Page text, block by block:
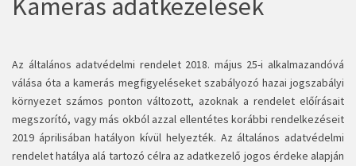
Kamerás adatkezelések
Az általános adatvédelmi rendelet 2018. május 25-i alkalmazandóvá
válása óta a kamerás megfigyeléseket szabályozó hazai jogszabályi
környezet számos ponton változott, azoknak a rendelet előírásait
megszorító, vagy más okból azzal ellentétes korábbi rendelkezéseit
2019 áprilisában hatályon kívül helyezték. Az általános adatvédelmi
rendelet hatálya alá tartozó célra az adatkezelő jogos érdeke alapján